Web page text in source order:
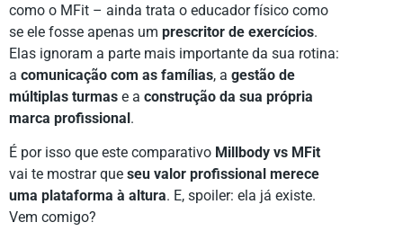
como o MFit – ainda trata o educador físico como
se ele fosse apenas um prescritor de exercícios.
Elas ignoram a parte mais importante da sua rotina:
a comunicação com as famílias, a gestão de
múltiplas turmas e a construção da sua própria
marca profissional.
É por isso que este comparativo Millbody vs MFit
vai te mostrar que seu valor profissional merece
uma plataforma à altura. E, spoiler: ela já existe.
Vem comigo?